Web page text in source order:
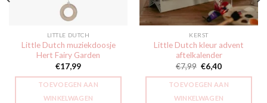
LITTLE DUTCH
Little Dutch muziekdoosje
Hert Fairy Garden
€17,99
TOEVOEGEN AAN
WINKELWAGEN
KERST
Little Dutch kleur advent
aftelkalender
€7,99 Oorspronkelijke
prijs
was:
€7,99.
€6,40Huidige
is:
€6,40.
TOEVOEGEN AAN
WINKELWAGEN